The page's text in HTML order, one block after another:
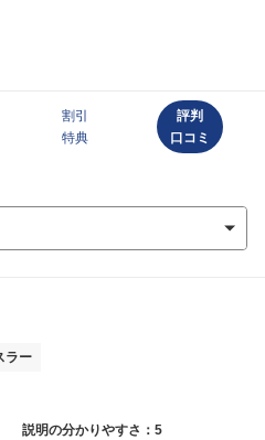
割引
特典
評判
口コミ
ラー
説明の分かりやすさ：5